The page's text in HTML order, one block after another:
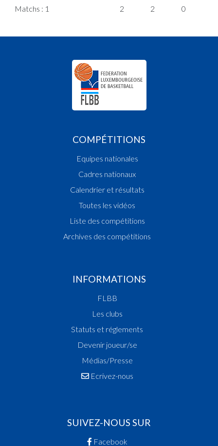
Matchs : 1 2 2 0
COMPÉTITIONS
Equipes nationales
Cadres nationaux
Calendrier et résultats
Toutes les vidéos
Liste des compétitions
Archives des compétitions
INFORMATIONS
FLBB
Les clubs
Statuts et réglements
Devenir joueur/se
Médias/Presse
Ecrivez-nous
SUIVEZ-NOUS SUR
Facebook